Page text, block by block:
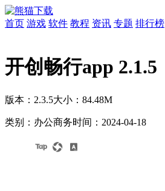
首页 游戏 软件 教程 资讯 专题 排行榜
开创畅行app 2.1.5
版本：2.3.5大小：84.48M
类别：办公商务时间：2024-04-18